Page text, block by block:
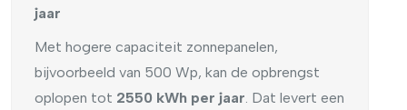
jaar
Met hogere capaciteit zonnepanelen,
bijvoorbeeld van 500 Wp, kan de opbrengst
oplopen tot 2550 kWh per jaar. Dat levert een